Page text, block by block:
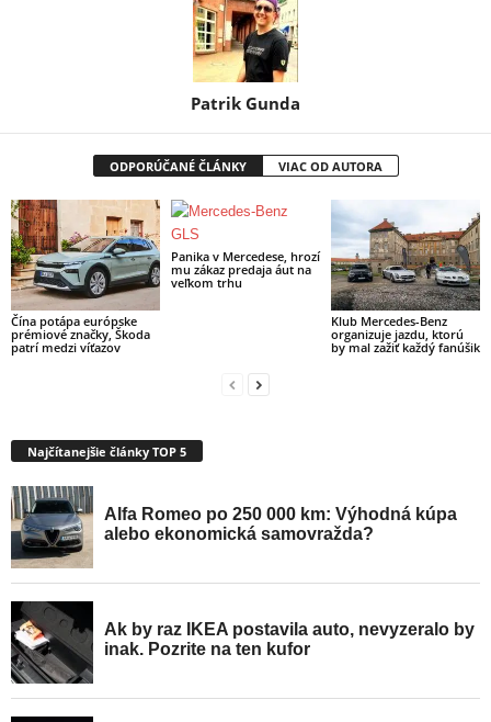
Patrik Gunda
ODPORÚČANÉ ČLÁNKY VIAC OD AUTORA
Čína potápa európske
prémiové značky, Škoda
patrí medzi víťazov
Panika v Mercedese, hrozí
mu zákaz predaja áut na
veľkom trhu
Klub Mercedes-Benz
organizuje jazdu, ktorú
by mal zažiť každý fanúšik
Najčítanejšie články TOP 5